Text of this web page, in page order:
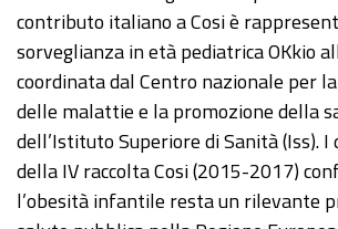
contributo italiano a Cosi è
sorveglianza in età pediatrica OKkio
coordinata dal Centro nazionale per
delle malattie e la promozione della
dell’Istituto Superiore di Sanità (Iss).
della IV raccolta Cosi (2015-2017)
l’obesità infantile resta un rilevante